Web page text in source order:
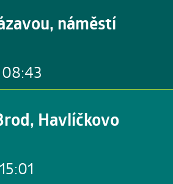
08:43
náměstí
Havlíčkovo